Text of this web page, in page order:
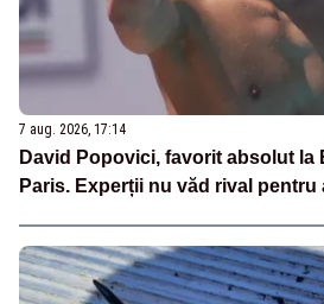
7 aug. 2026, 17:14
David Popovici, favorit absolut la
Paris. Experții nu văd rival pentru